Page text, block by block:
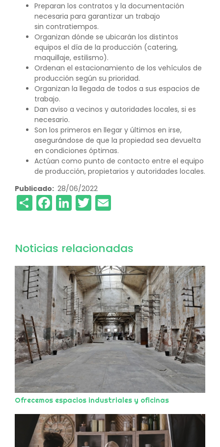
Preparan los contratos y la documentación
necesaria para garantizar un trabajo
sin contratiempos.
Organizan dónde se ubicarán los distintos
equipos el día de la producción (catering,
maquillaje, estilismo).
Ordenan el estacionamiento de los vehículos de
producción según su prioridad.
Organizan la llegada de todos a sus espacios de
trabajo.
Dan aviso a vecinos y autoridades locales, si es
necesario.
Son los primeros en llegar y últimos en irse,
asegurándose de que la propiedad sea devuelta
en condiciones óptimas.
Actúan como punto de contacto entre el equipo
de producción, propietarios y autoridades locales.
Publicado 28/06/2022
ShareFacebook
LinkedIn
Twitter
Noticias relacionadas
Ofrecemos espacios industriales y oficinas